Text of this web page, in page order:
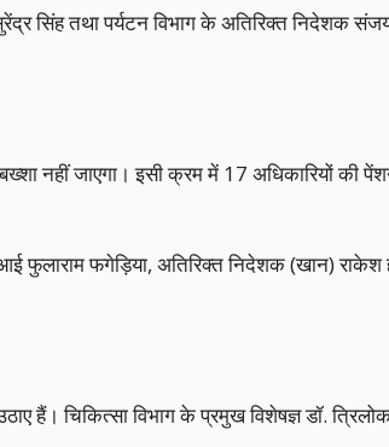
सिंह तथा पर्यटन विभाग के अतिरिक्त निदेशक
बख्शा नहीं जाएगा। इसी क्रम में 17 अधिकारियों
फुलाराम फगेड़िया, अतिरिक्त निदेशक (खान) राकेश
हैं। चिकित्सा विभाग के प्रमुख विशेषज्ञ डॉ.